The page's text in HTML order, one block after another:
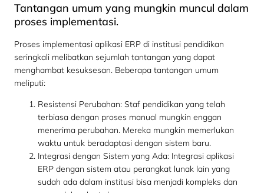
Tantangan umum yang mungkin muncul dalam
proses implementasi.
Proses implementasi aplikasi ERP di institusi pendidikan
seringkali melibatkan sejumlah tantangan yang dapat
menghambat kesuksesan. Beberapa tantangan umum
meliputi:
Resistensi Perubahan: Staf pendidikan yang telah
terbiasa dengan proses manual mungkin enggan
menerima perubahan. Mereka mungkin memerlukan
waktu untuk beradaptasi dengan sistem baru.
Integrasi dengan Sistem yang Ada: Integrasi aplikasi
ERP dengan sistem atau perangkat lunak lain yang
sudah ada dalam institusi bisa menjadi kompleks dan